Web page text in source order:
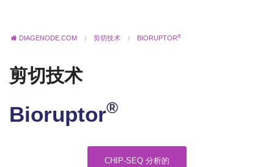
DIAGENODE.COM 剪切技术 BIORUPTOR®
剪切技术
Bioruptor®
CHIP-SEQ 分析的